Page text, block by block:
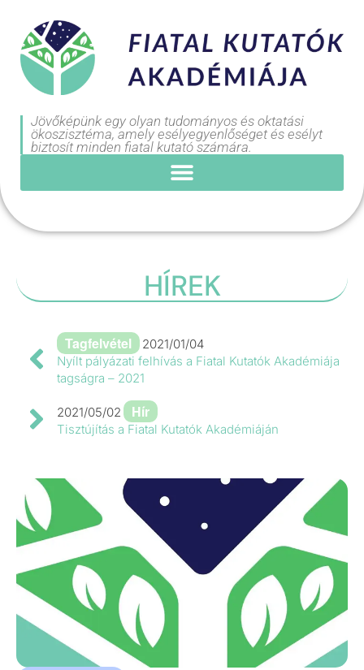
Jövőképünk egy olyan tudományos és oktatási
ökoszisztéma, amely esélyegyenlőséget és esélyt
biztosít minden fiatal kutató számára.
HÍREK
Tagfelvétel
2021/01/04
Nyílt pályázati felhívás a Fiatal Kutatók Akadémiája
tagságra – 2021
2021/05/02 Hír
Tisztújítás a Fiatal Kutatók Akadémiáján